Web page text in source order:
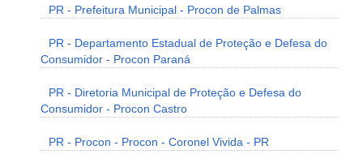
PR - Prefeitura Municipal - Procon de Palmas
PR - Departamento Estadual de Proteção e Defesa do
Consumidor - Procon Paraná
PR - Diretoria Municipal de Proteção e Defesa do
Consumidor - Procon Castro
PR - Procon - Procon - Coronel Vivida - PR